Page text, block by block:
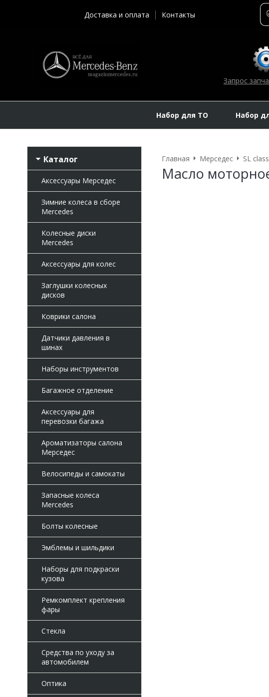
Доставка и оплата Контакты
Запрос
Набор для ТО Набор
Каталог
Аксессуары Мерседес
Зимние колеса в сборе
Mercedes
Колесные диски
Mercedes
Аксессуары для колес
Заглушки колесных
дисков
Коврики салона
Датчики давления в
шинах
Наборы инструментов
Багажное отделение
Аксессуары для
перевозки багажа
Ароматизаторы салона
Мерседес
Велосипеды и самокаты
Запасные колеса
Mercedes
Болты колесные
Эмблемы и шильдики
Наборы для подкраски
кузова
Ремкомплект крепления
фары
Стекла
Средства по уходу за
автомобилем
Оптика
Главная Мерседес SL class
Масло